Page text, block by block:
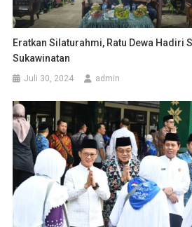
Eratkan Silaturahmi, Ratu Dewa Hadiri
Sukawinatan
Juli 30, 2024 admin